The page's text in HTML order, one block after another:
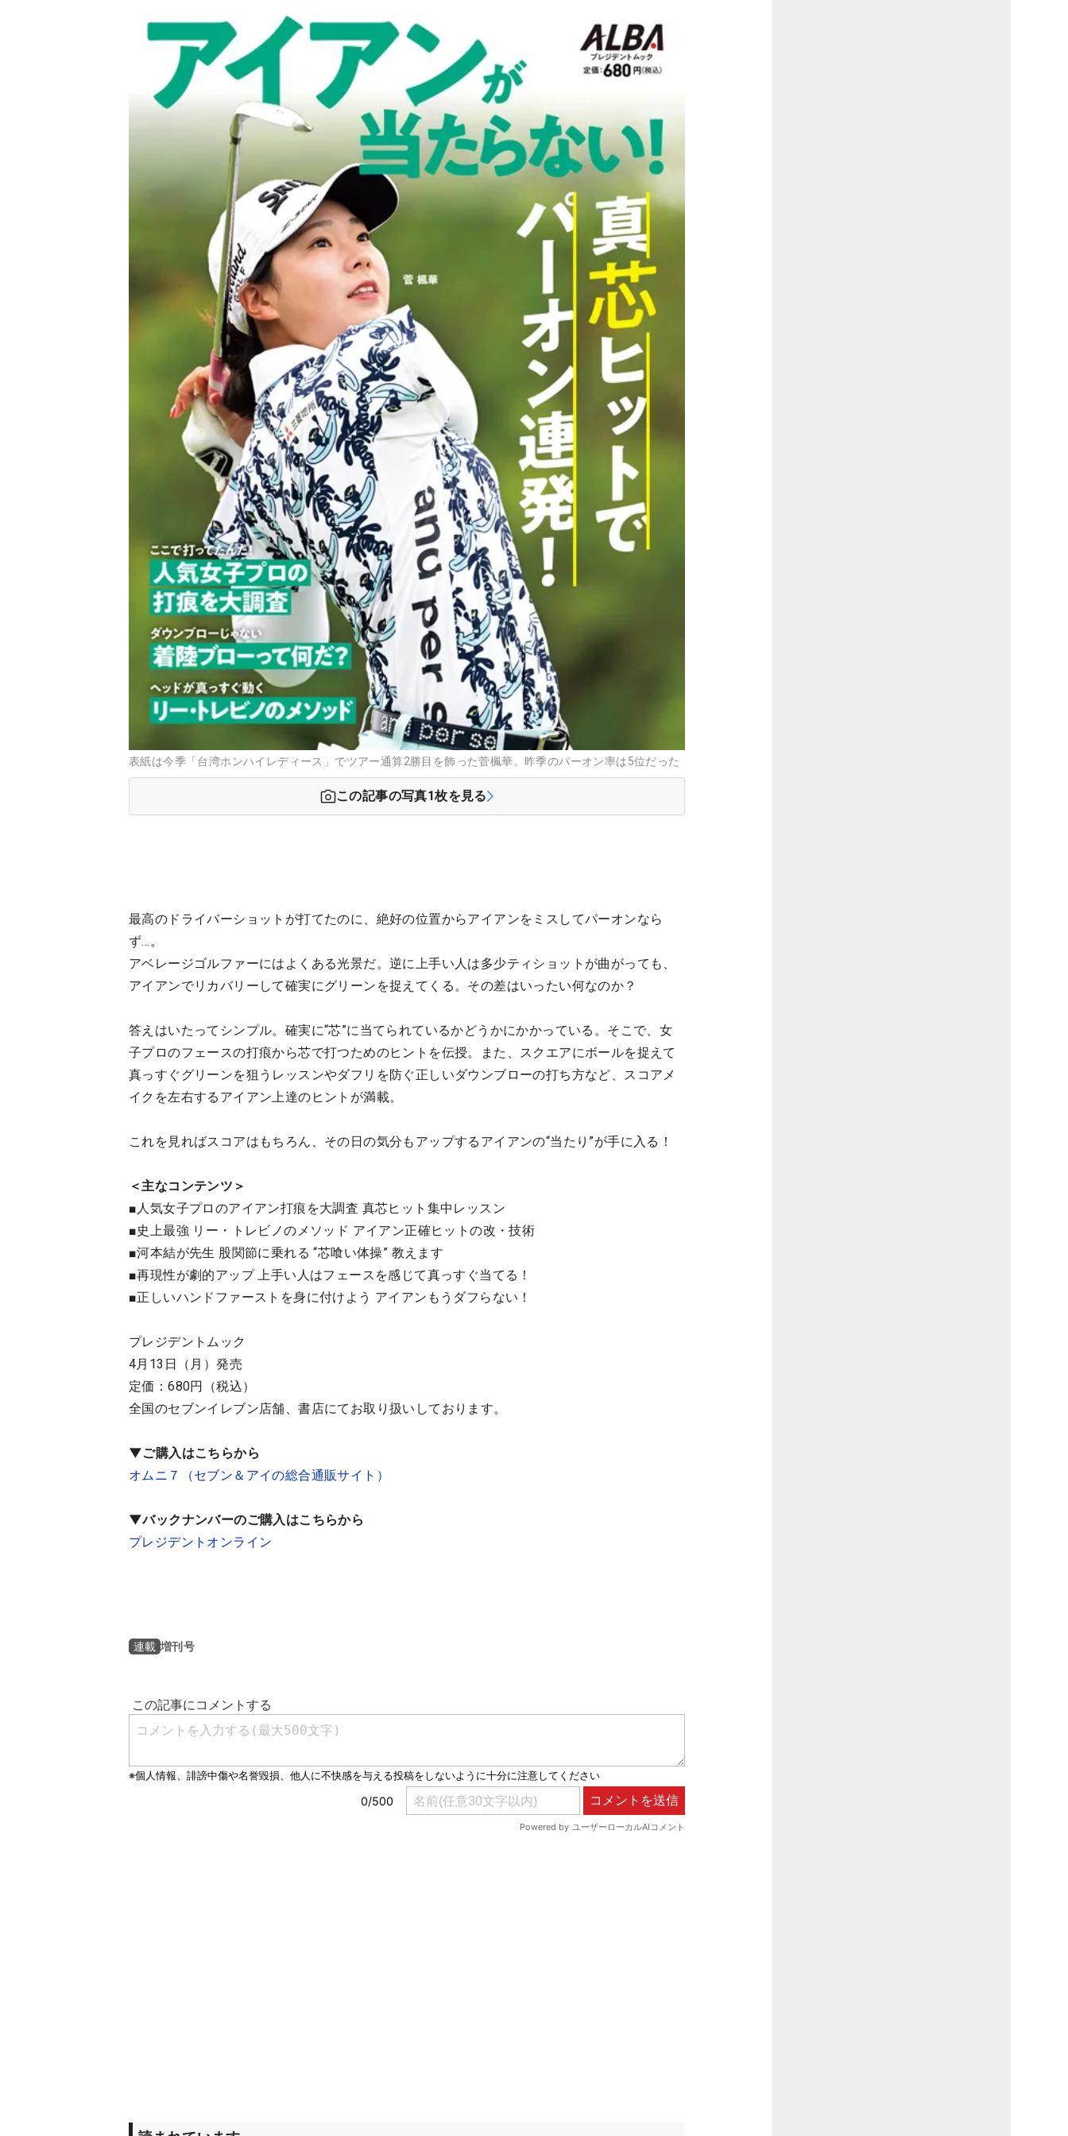
表紙は今季「台湾ホンハイレディース」でツアー通算2勝目を飾った菅楓華。昨季のパーオン率は5位だった
この記事の写真1枚を見る
最高のドライバーショットが打てたのに、絶好の位置からアイアンをミスしてパーオンなら
ず…。
アベレージゴルファーにはよくある光景だ。逆に上手い人は多少ティショットが曲がっても、
アイアンでリカバリーして確実にグリーンを捉えてくる。その差はいったい何なのか？
答えはいたってシンプル。確実に“芯”に当てられているかどうかにかかっている。そこで、女
子プロのフェースの打痕から芯で打つためのヒントを伝授。また、スクエアにボールを捉えて
真っすぐグリーンを狙うレッスンやダフリを防ぐ正しいダウンブローの打ち方など、スコアメ
イクを左右するアイアン上達のヒントが満載。
これを見ればスコアはもちろん、その日の気分もアップするアイアンの“当たり”が手に入る！
＜主なコンテンツ＞
■人気女子プロのアイアン打痕を大調査 真芯ヒット集中レッスン
■史上最強 リー・トレビノのメソッド アイアン正確ヒットの改・技術
■河本結が先生 股関節に乗れる “芯喰い体操” 教えます
■再現性が劇的アップ 上手い人はフェースを感じて真っすぐ当てる！
■正しいハンドファーストを身に付けよう アイアンもうダフらない！
プレジデントムック
4月13日（月）発売
定価：680円（税込）
全国のセブンイレブン店舗、書店にてお取り扱いしております。
▼ご購入はこちらから
オムニ７（セブン＆アイの総合通販サイト）
▼バックナンバーのご購入はこちらから
プレジデントオンライン
連載 増刊号